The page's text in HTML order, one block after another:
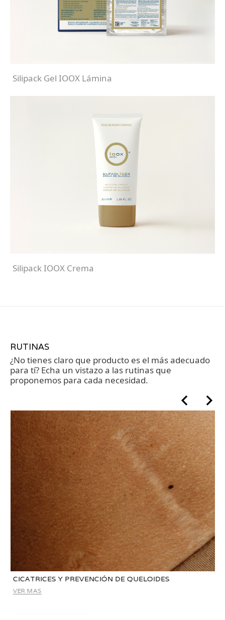
Silipack Gel IOOX Lámina
Silipack IOOX Crema
RUTINAS
¿No tienes claro que producto es el más adecuado
para tí? Echa un vistazo a las rutinas que
proponemos para cada necesidad.
CICATRICES Y PREVENCIÓN DE QUELOIDES
VER MAS